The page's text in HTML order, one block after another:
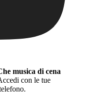
musica di cena
con le tue